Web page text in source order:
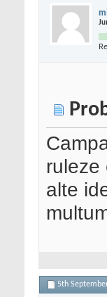
ruleze
alte
5th